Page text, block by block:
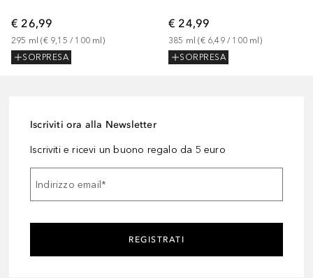
€ 26,99
295 ml (€ 9,15 / 100 ml )
SORPRESA
€ 24,99
385 ml (€ 6,49 / 100 ml )
SORPRESA
Iscriviti ora alla Newsletter
Iscriviti e ricevi un buono regalo da 5 euro
Indirizzo email *
REGISTRATI